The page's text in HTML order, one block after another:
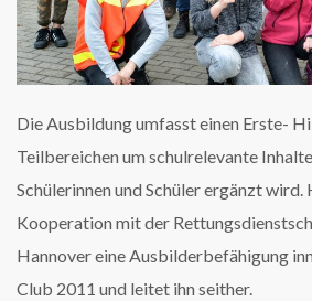
Die Ausbildung umfasst einen Erste-
Teilbereichen um schulrelevante
Schülerinnen und Schüler ergänzt wird.
Kooperation mit der
Hannover eine Ausbilderbefähigung
Club 2011 und leitet ihn seither.